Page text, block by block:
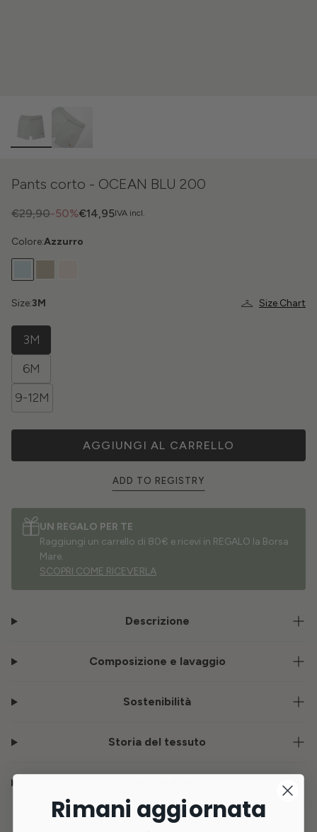
Pants corto - OCEAN BLU 200
IVA incl.
-50%
€29,90 €14,95
Colore:Azzurro
Size Chart
Size:3M
3M
6M
9-12M
AGGIUNGI AL CARRELLO
ADD TO REGISTRY
UN REGALO PER TE
Raggiungi un carrello di 80€ e ricevi in REGALO la Borsa
Mare.
SCOPRI COME RICEVERLA
Descrizione
Composizione e lavaggio
Sostenibilità
Storia del tessuto
Rimani aggiornata